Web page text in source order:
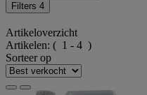
Filters 4
Artikeloverzicht
Artikelen: ( 1 - 4 )
Sorteer op